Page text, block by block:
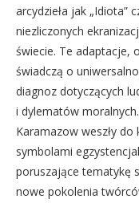
arcydzieła jak „Idiota”
niezliczonych
świecie. Te adaptacje,
świadczą o
diagnoz dotyczących
i dylematów
Karamazow weszły
symbolami
poruszające tematykę
nowe pokolenia